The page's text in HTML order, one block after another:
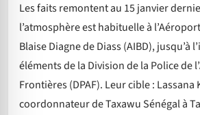
Les faits remontent au 15 janvier
l’atmosphère est habituelle à
Blaise Diagne de Diass (AIBD), jusqu’à
éléments de la Division de la Police de
Frontières (DPAF). Leur cible : Lassana
coordonnateur de Taxawu Sénégal à